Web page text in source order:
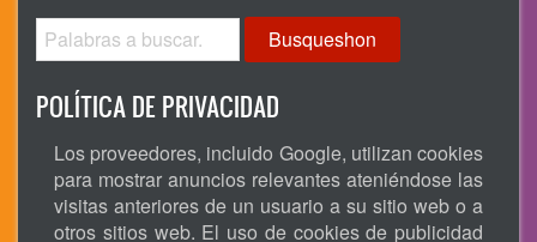
Busqueshon
POLÍTICA DE PRIVACIDAD
Los proveedores, incluido Google, utilizan cookies
para mostrar anuncios relevantes ateniéndose las
visitas anteriores de un usuario a su sitio web o a
otros sitios web. El uso de cookies de publicidad